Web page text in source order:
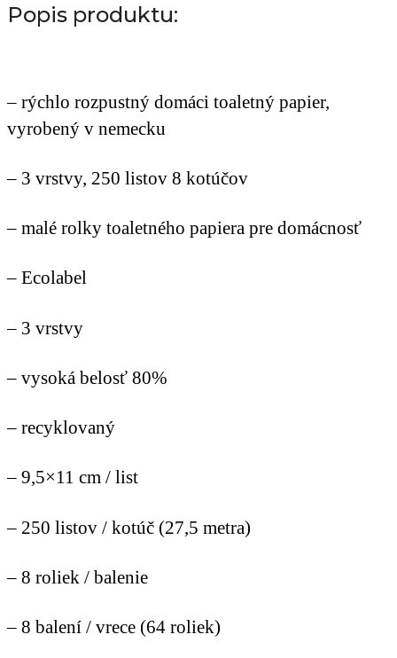
Popis produktu:
– rýchlo rozpustný domáci toaletný papier,
vyrobený v nemecku
– 3 vrstvy, 250 listov 8 kotúčov
– malé rolky toaletného papiera pre domácnosť
– Ecolabel
– 3 vrstvy
– vysoká belosť 80%
– recyklovaný
– 9,5×11 cm / list
– 250 listov / kotúč (27,5 metra)
– 8 roliek / balenie
– 8 balení / vrece (64 roliek)